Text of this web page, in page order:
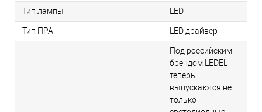
Тип лампы LED
Тип ПРА LED драйвер
Под российским
брендом LEDEL
теперь
выпускаются не
только